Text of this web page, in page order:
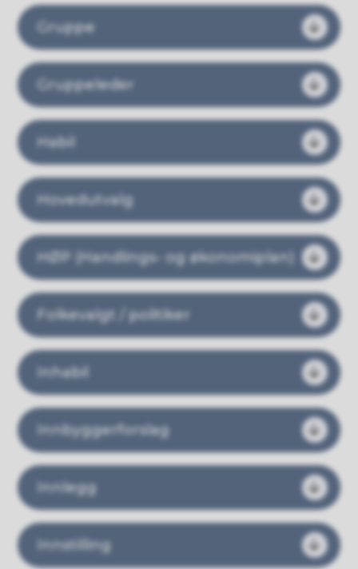
Gruppe
Gruppeleder
Habil
Hovedutvalg
​​​​​​​HØP (Handlings- og økonomiplan)
Folkevalgt / politiker
Inhabil
Innbyggerforslag
Innlegg
Innstilling